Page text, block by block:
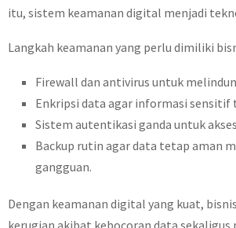
itu, sistem keamanan digital menjadi
Langkah keamanan yang perlu dimiliki
Firewall dan antivirus untuk
Enkripsi data agar informasi sensitif
Sistem autentikasi ganda untuk
Backup rutin agar data tetap aman
gangguan.
Dengan keamanan digital yang kuat,
kerugian akibat kebocoran data sekaligus